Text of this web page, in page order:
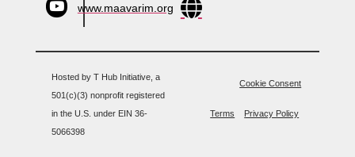
www.maavarim.org
Hosted by T Hub Initiative, a
501(c)(3) nonprofit registered
in the U.S. under EIN 36-
5066398
Cookie Consent
Privacy Policy
Terms